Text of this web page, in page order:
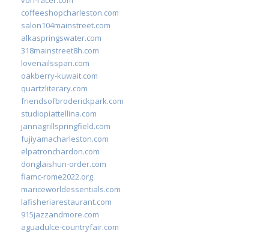
coffeeshopcharleston.com
salon104mainstreet.com
alkaspringswater.com
318mainstreet8h.com
lovenailsspari.com
oakberry-kuwait.com
quartzliterary.com
friendsofbroderickpark.com
studiopiattellina.com
jannagrillspringfield.com
fujiyamacharleston.com
elpatronchardon.com
donglaishun-order.com
fiamc-rome2022.org
mariceworldessentials.com
lafisheriarestaurant.com
915jazzandmore.com
aguadulce-countryfair.com